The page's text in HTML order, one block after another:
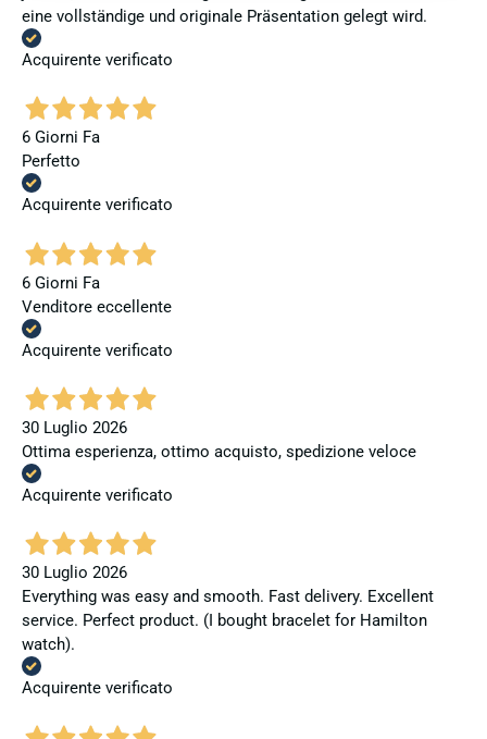
eine vollständige und originale Präsentation gelegt wird.
Acquirente verificato
6 Giorni Fa
Perfetto
Acquirente verificato
6 Giorni Fa
Venditore eccellente
Acquirente verificato
30 Luglio 2026
Ottima esperienza, ottimo acquisto, spedizione veloce
Acquirente verificato
30 Luglio 2026
Everything was easy and smooth. Fast delivery. Excellent
service. Perfect product. (I bought bracelet for Hamilton
watch).
Acquirente verificato